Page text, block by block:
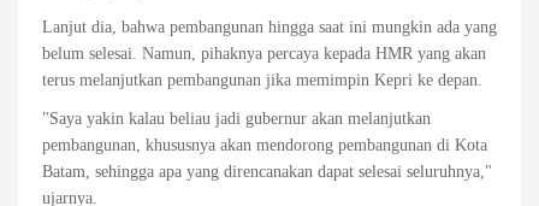
Lanjut dia, bahwa pembangunan hingga saat ini mungkin ada yang
belum selesai. Namun, pihaknya percaya kepada HMR yang akan
terus melanjutkan pembangunan jika memimpin Kepri ke depan.
"Saya yakin kalau beliau jadi gubernur akan melanjutkan
pembangunan, khususnya akan mendorong pembangunan di Kota
Batam, sehingga apa yang direncanakan dapat selesai seluruhnya,"
ujarnya.